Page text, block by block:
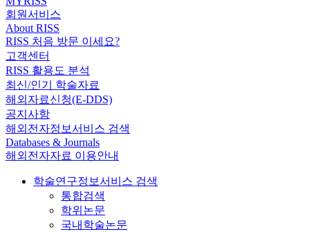
회원서비스
About RISS
RISS 처음 방문 이세요?
고객센터
RISS 활용도 분석
최신/인기 학술자료
해외자료신청(E-DDS)
공지사항
해외전자정보서비스 검색
Databases & Journals
해외전자자료 이용안내
학술연구정보서비스 검색
통합검색
학위논문
국내학술논문